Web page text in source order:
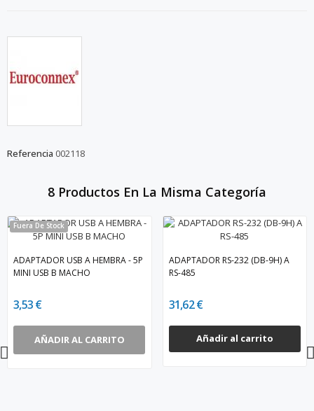
Referencia 002118
8 Productos En La Misma Categoría
Fuera De Stock
ADAPTADOR USB A HEMBRA - 5P
MINI USB B MACHO
3,53 €
AÑADIR AL CARRITO
ADAPTADOR RS-232 (DB-9H) A
RS-485
31,62 €
Añadir al carrito